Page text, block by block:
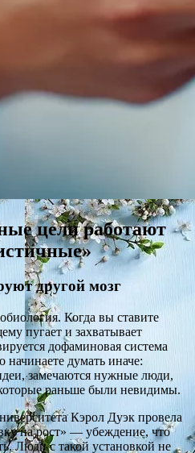
цели работают
другой мозг
Когда вы ставите
пугает и захватывает
дофаминовая система
думать иначе:
замечаются нужные люди,
раньше были невидимы.
Кэрол Дуэк провела
на рост» — убеждение, что
Люди с такой установкой не